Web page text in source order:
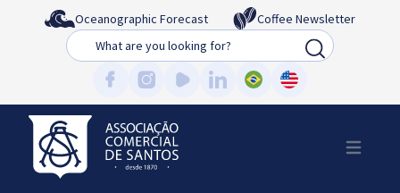
Oceanographic Forecast
Coffee Newsletter
Busca